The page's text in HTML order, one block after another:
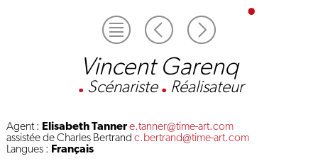
Vincent Garenq
. Scénariste . Réalisateur
Agent : Elisabeth Tannere.tanner@time-art.com
assistée de Charles Bertrand c.bertrand@time-art.com
Langues : Français